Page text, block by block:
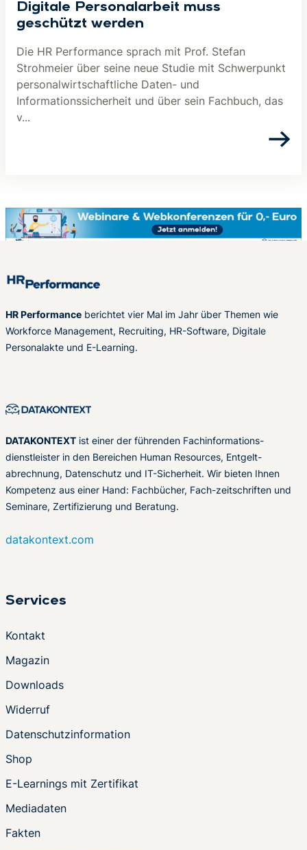
Digitale Personalarbeit muss
geschützt werden
Die HR Performance sprach mit Prof. Stefan
Strohmeier über seine neue Studie mit Schwerpunkt
personalwirtschaftliche Daten- und
Informationssicherheit und über sein Fachbuch, das
v...
HR Performance berichtet vier Mal im Jahr über Themen wie
Workforce Management, Recruiting, HR-Software, Digitale
Personalakte und E-Learning.
DATAKONTEXT ist einer der führenden Fachinformations-
dienstleister in den Bereichen Human Resources, Entgelt-
abrechnung, Datenschutz und IT-Sicherheit. Wir bieten Ihnen
Kompetenz aus einer Hand: Fachbücher, Fach-zeitschriften und
Seminare, Zertifizierung und Beratung.
datakontext.com
Services
Kontakt
Magazin
Downloads
Widerruf
Datenschutzinformation
Shop
E-Learnings mit Zertifikat
Mediadaten
Fakten